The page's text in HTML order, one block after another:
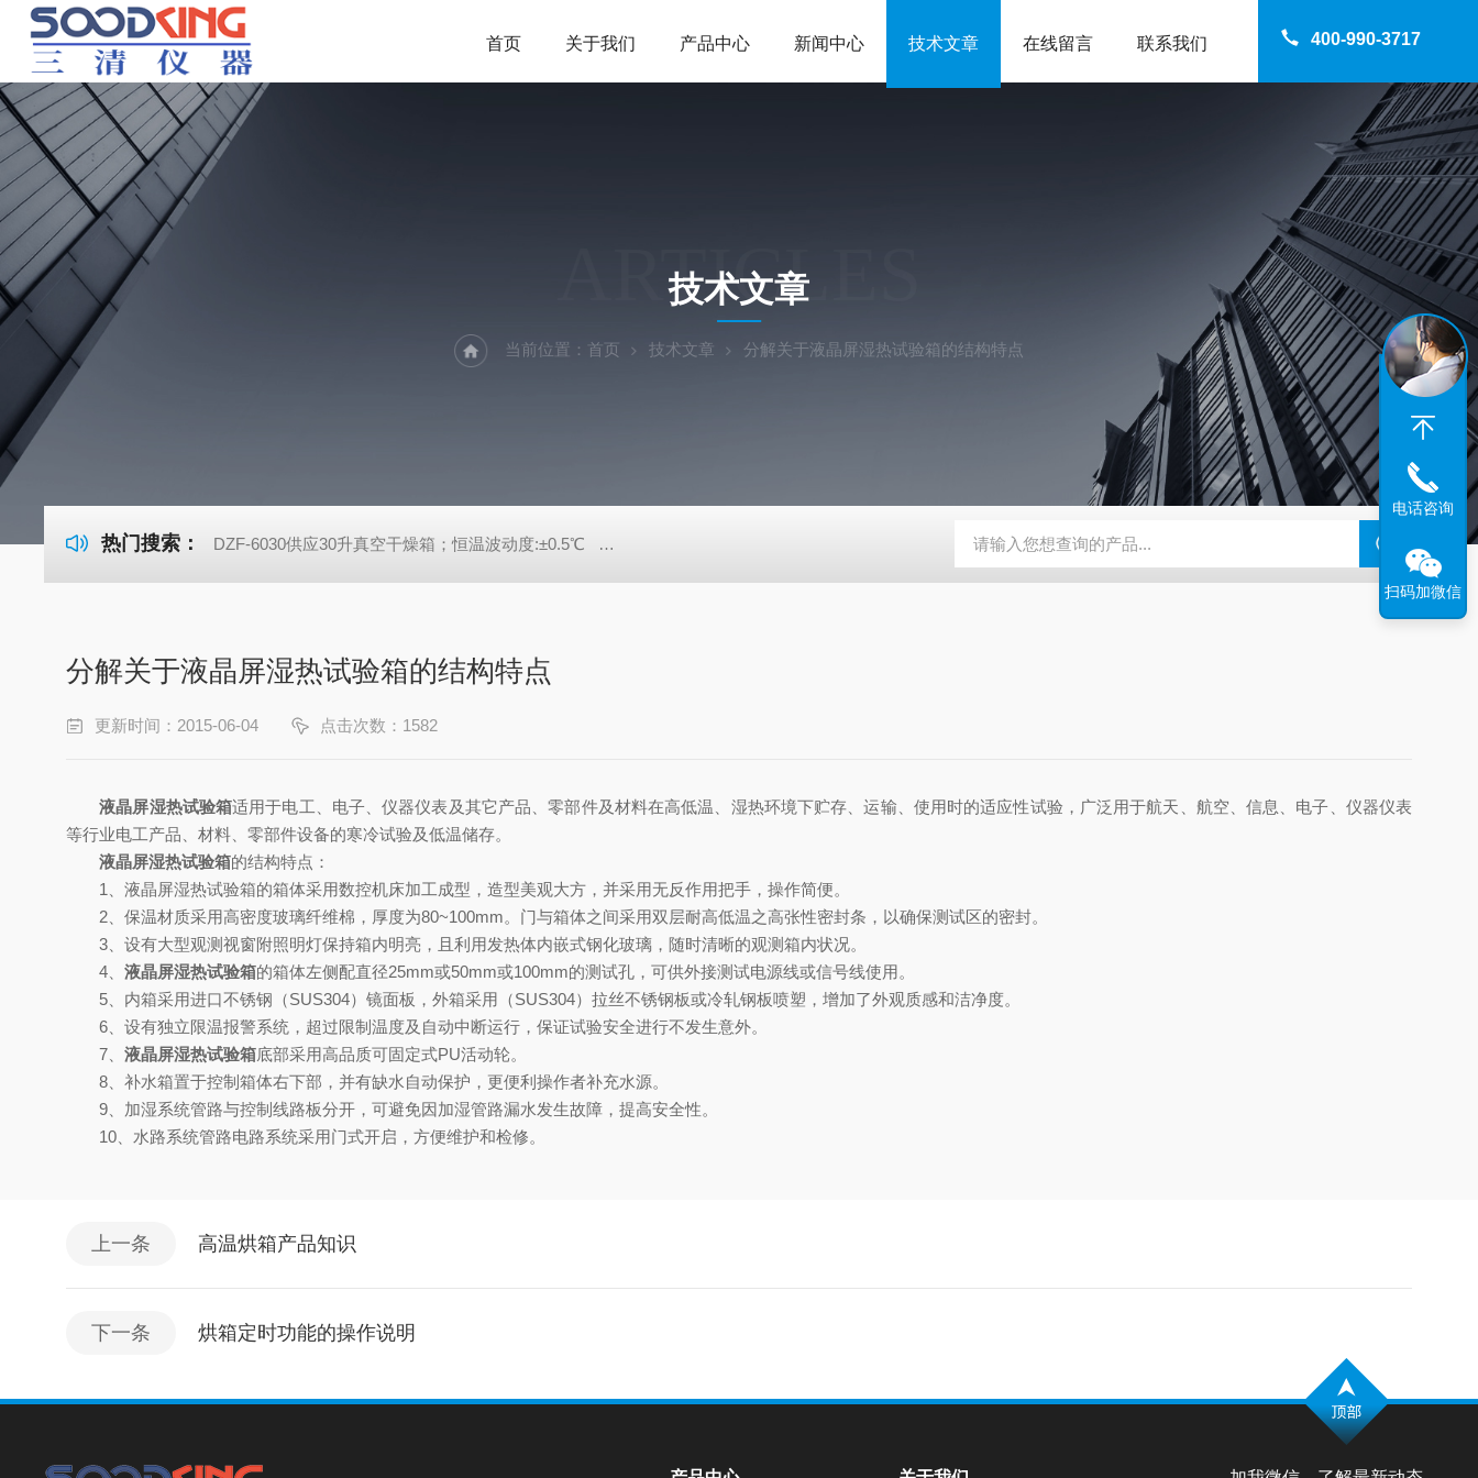
400-990-3717
首页 关于我们 产品中心 新闻中心 技术文章 在线留言 联系我们
ARTICLES
技术文章
当前位置： 首页 技术文章 分解关于液晶屏湿热试验箱的结构特点
热门搜索： DZF-6030供应30升真空干燥箱；恒温波动度:±0.5℃ DHG-9140B（140升）电热恒温鼓风干燥箱，不锈钢干燥箱，烘箱控温范围300℃ DHG-9070B（70
分解关于液晶屏湿热试验箱的结构特点
更新时间：2015-06-04 点击次数：1582
液晶屏湿热试验箱适用于电工、电子、仪器仪表及其它产品、零部件及材料在高低温、湿热环境下贮存、运输、使用时的适应性试验，广泛用于航天、航空、信息、电子、仪器仪表
等行业电工产品、材料、零部件设备的寒冷试验及低温储存。
液晶屏湿热试验箱的结构特点：
1、液晶屏湿热试验箱的箱体采用数控机床加工成型，造型美观大方，并采用无反作用把手，操作简便。
2、保温材质采用高密度玻璃纤维棉，厚度为80~100mm。门与箱体之间采用双层耐高低温之高张性密封条，以确保测试区的密封。
3、设有大型观测视窗附照明灯保持箱内明亮，且利用发热体内嵌式钢化玻璃，随时清晰的观测箱内状况。
4、 液晶屏湿热试验箱的箱体左侧配直径25mm或50mm或100mm的测试孔，可供外接测试电源线或信号线使用。
5、内箱采用进口不锈钢（SUS304）镜面板，外箱采用（SUS304）拉丝不锈钢板或冷轧钢板喷塑，增加了外观质感和洁净度。
6、设有独立限温报警系统，超过限制温度及自动中断运行，保证试验安全进行不发生意外。
7、 液晶屏湿热试验箱底部采用高品质可固定式PU活动轮。
8、补水箱置于控制箱体右下部，并有缺水自动保护，更便利操作者补充水源。
9、加湿系统管路与控制线路板分开，可避免因加湿管路漏水发生故障，提高安全性。
10、水路系统管路电路系统采用门式开启，方便维护和检修。
上一条 高温烘箱产品知识
下一条 烘箱定时功能的操作说明
电话咨询
扫码加微信